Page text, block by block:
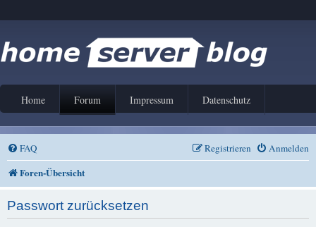
Home Forum Impressum Datenschutz
FAQ Anmelden
Registrieren
Foren-Übersicht
Passwort zurücksetzen